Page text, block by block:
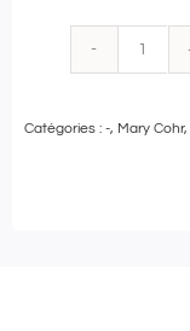
Mary
Catégories : -, Mary Cohr,